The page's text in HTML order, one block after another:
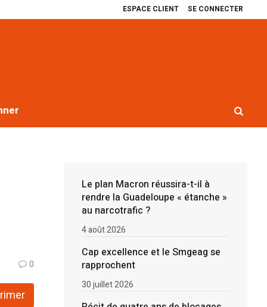
ESPACE CLIENT SE CONNECTER
excellence et le Smgeag se rapprochent Récit de quatre ans de
0
Le plan Macron réussira-t-il à
rendre la Guadeloupe « étanche »
au narcotrafic ?
4 août 2026
Cap excellence et le Smgeag se
rapprochent
30 juillet 2026